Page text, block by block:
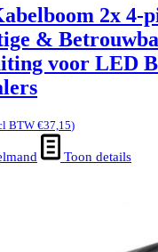
2x 4-
&
voor LED
BTW €37,15)
Toon details